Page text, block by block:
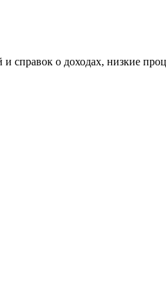
о доходах, низкие